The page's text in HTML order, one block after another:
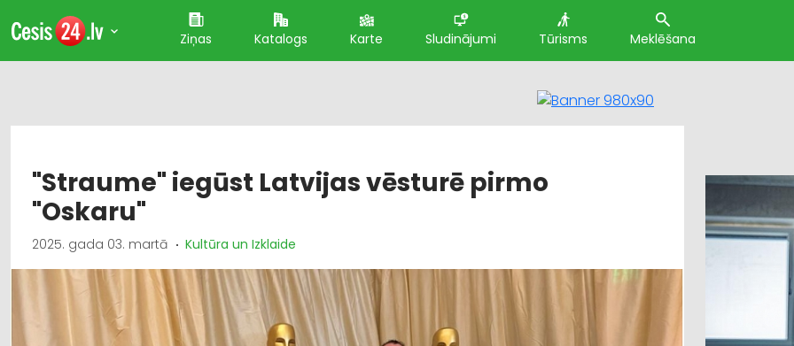
Ziņas Katalogs Karte Sludinājumi Tūrisms Meklēšana
"Straume" iegūst Latvijas vēsturē pirmo
"Oskaru"
2025. gada 03. martā Kultūra un Izklaide